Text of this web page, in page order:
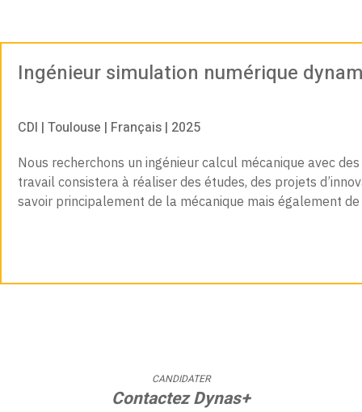
Ingénieur simulation numérique
CDI | Toulouse | Français | 2025
Nous recherchons un ingénieur calcul mécanique avec
travail consistera à réaliser des études, des projets
savoir principalement de la mécanique mais également
CANDIDATER
Contactez Dynas+